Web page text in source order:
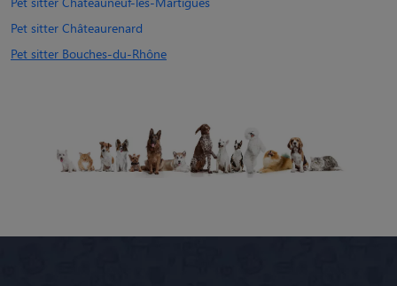
Pet sitter Châteaurenard
Pet sitter Bouches-du-Rhône